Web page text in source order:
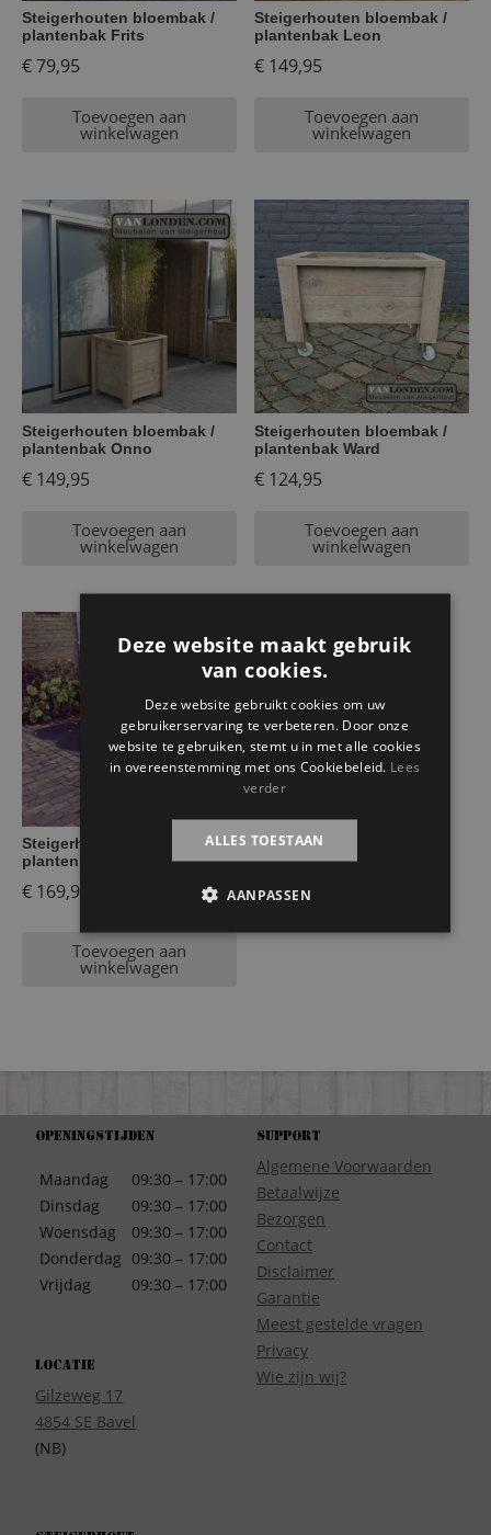
Steigerhouten bloembak /
plantenbak Frits
€79,95
Toevoegen aan
winkelwagen
Steigerhouten bloembak /
plantenbak Leon
€ 149,95
Toevoegen aan
winkelwagen
Steigerhouten bloembak /
plantenbak Onno
€ 149,95
Toevoegen aan
winkelwagen
Steigerhouten bloembak /
plantenbak Ward
€ 124,95
Toevoegen aan
winkelwagen
Steigerhouten bloembak /
plantenbak Menno
€ 169,95
Toevoegen aan
winkelwagen
Openingstijden
Maandag
Dinsdag
Woensdag
Donderdag
Vrijdag
09:30 – 17:00
09:30 – 17:00
09:30 – 17:00
09:30 – 17:00
09:30 – 17:00
Locatie
Gilzeweg 17
4854 SE Bavel
(NB)
Support
Algemene Voorwaarden
Betaalwijze
Bezorgen
Contact
Disclaimer
Garantie
Meest gestelde vragen
Privacy
Wie zijn wij?
Deze website maakt gebruik
van cookies.
Deze website gebruikt cookies om uw
gebruikerservaring te verbeteren. Door onze
website te gebruiken, stemt u in met alle cookies
in overeenstemming met ons Cookiebeleid. Lees
verder
ALLES TOESTAAN
AANPASSEN